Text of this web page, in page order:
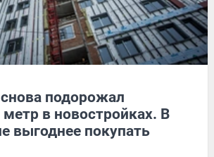
подорожал
в новостройках. В
выгоднее покупать